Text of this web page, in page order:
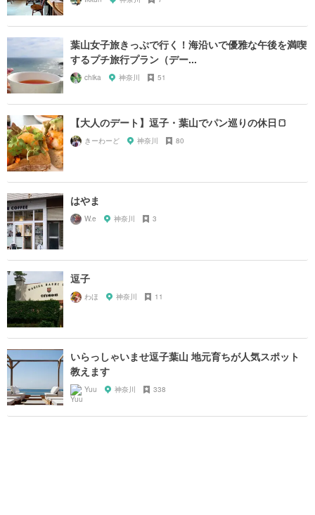
葉山女子旅きっぷで行く！海沿いで優雅な午後を満喫
するプチ旅行プラン（デー...
chika 神奈川 51
【大人のデート】逗子・葉山でパン巡りの休日🍞
きーわーど 神奈川 80
はやま
W.e 神奈川 3
逗子
わほ 神奈川 11
いらっしゃいませ逗子葉山 地元育ちが人気スポット
教えます
Yuu 神奈川 338